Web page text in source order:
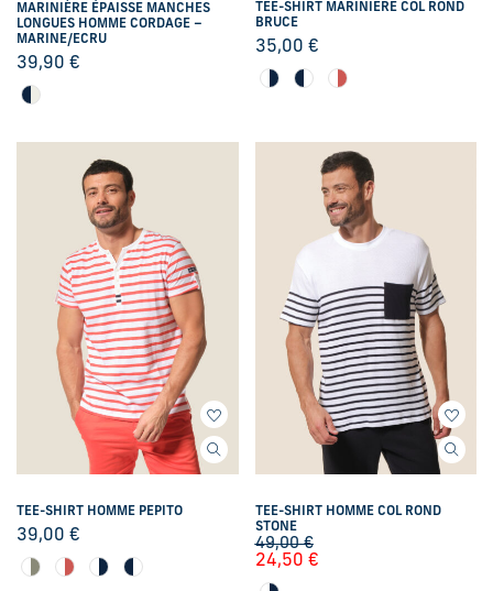
MARINIÈRE ÉPAISSE MANCHES
LONGUES HOMME CORDAGE –
MARINE/ECRU
39,90 €
TEE-SHIRT MARINIÈRE COL ROND
BRUCE
35,00 €
TEE-SHIRT HOMME PEPITO
39,00 €
TEE-SHIRT HOMME COL ROND
STONE
49,00€
24,50 €